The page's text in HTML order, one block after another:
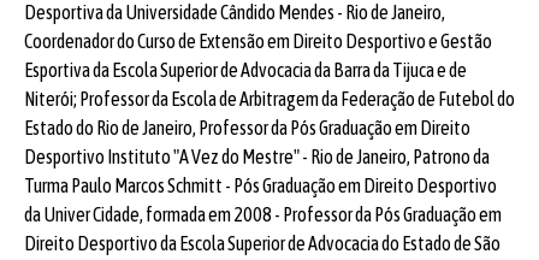
Desportiva da Universidade Cândido Mendes - Rio de Janeiro,
Coordenador do Curso de Extensão em Direito Desportivo e Gestão
Esportiva da Escola Superior de Advocacia da Barra da Tijuca e de
Niterói; Professor da Escola de Arbitragem da Federação de Futebol do
Estado do Rio de Janeiro, Professor da Pós Graduação em Direito
Desportivo Instituto "A Vez do Mestre" - Rio de Janeiro, Patrono da
Turma Paulo Marcos Schmitt - Pós Graduação em Direito Desportivo
da Univer Cidade, formada em 2008 - Professor da Pós Graduação em
Direito Desportivo da Escola Superior de Advocacia do Estado de São